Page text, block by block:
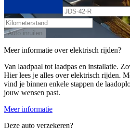
Auto inruilen
Meer informatie over elektrisch rijden?
Van laadpaal tot laadpas en installatie.
Hier lees je alles over elektrisch rijden.
vind je binnen enkele stappen de
jouw wensen past.
Meer informatie
Deze auto verzekeren?